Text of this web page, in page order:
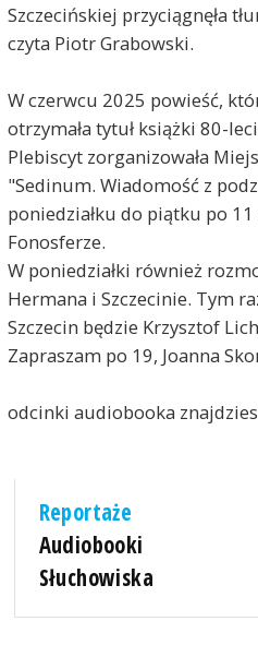
Szczecińskiej przyciągnęła
czyta Piotr Grabowski.
W czerwcu 2025 powieść,
otrzymała tytuł książki 80-
Plebiscyt zorganizowała
"Sedinum. Wiadomość z
poniedziałku do piątku po
Fonosferze.
W poniedziałki również
Hermana i Szczecinie. Tym
Szczecin będzie Krzysztof
Zapraszam po 19, Joanna
odcinki audiobooka
Reportaże
Audiobooki
Słuchowiska